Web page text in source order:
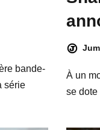
bande-
série
À un
se dote